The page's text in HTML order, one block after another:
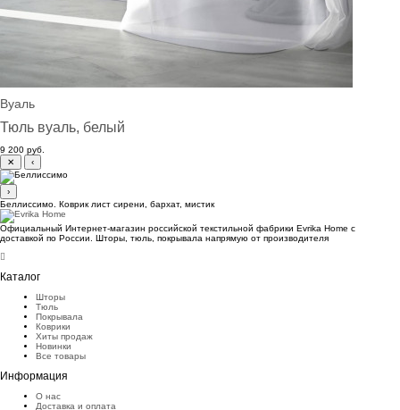
Вуаль
Тюль вуаль, белый
9 200 руб.
✕
‹
›
Беллиссимо. Коврик лист сирени, бархат, мистик
Официальный Интернет-магазин российской текстильной фабрики Evrika Home c
доставкой по России. Шторы, тюль, покрывала напрямую от производителя
Каталог
Шторы
Тюль
Покрывала
Коврики
Хиты продаж
Новинки
Все товары
Информация
О нас
Доставка и оплата